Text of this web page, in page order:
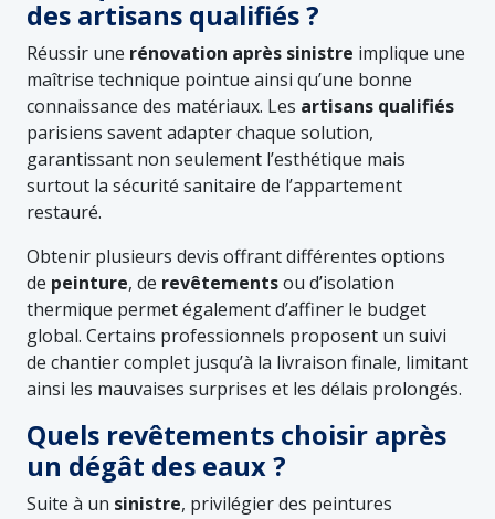
des artisans qualifiés ?
Réussir une rénovation après sinistre implique une
maîtrise technique pointue ainsi qu’une bonne
connaissance des matériaux. Les artisans qualifiés
parisiens savent adapter chaque solution,
garantissant non seulement l’esthétique mais
surtout la sécurité sanitaire de l’appartement
restauré.
Obtenir plusieurs devis offrant différentes options
de peinture, de revêtementsou d’isolation
thermique permet également d’affiner le budget
global. Certains professionnels proposent un suivi
de chantier complet jusqu’à la livraison finale, limitant
ainsi les mauvaises surprises et les délais prolongés.
Quels revêtements choisir après
un dégât des eaux ?
Suite à un sinistre, privilégier des peintures